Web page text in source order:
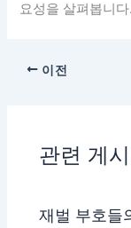
요성을 살펴봅니다.
이전
관련 게
재벌 부호들